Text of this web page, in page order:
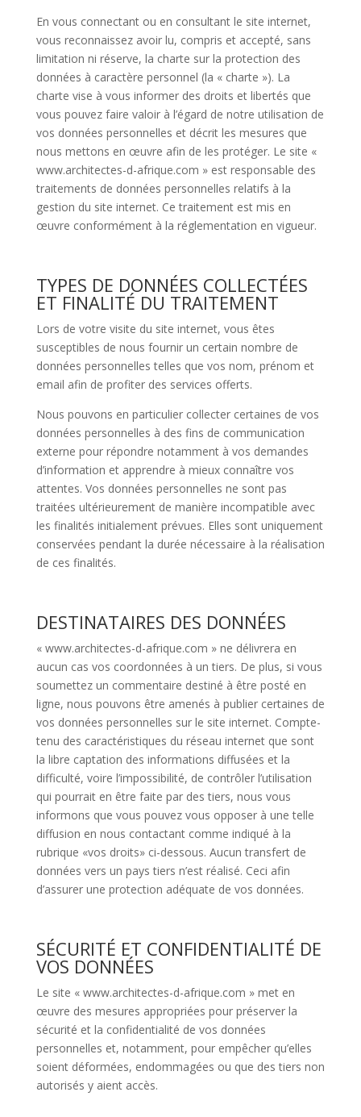
En vous connectant ou en consultant le site internet,
vous reconnaissez avoir lu, compris et accepté, sans
limitation ni réserve, la charte sur la protection des
données à caractère personnel (la « charte »). La
charte vise à vous informer des droits et libertés que
vous pouvez faire valoir à l’égard de notre utilisation de
vos données personnelles et décrit les mesures que
nous mettons en œuvre afin de les protéger. Le site «
www.architectes-d-afrique.com » est responsable des
traitements de données personnelles relatifs à la
gestion du site internet. Ce traitement est mis en
œuvre conformément à la réglementation en vigueur.
TYPES DE DONNÉES COLLECTÉES
ET FINALITÉ DU TRAITEMENT
Lors de votre visite du site internet, vous êtes
susceptibles de nous fournir un certain nombre de
données personnelles telles que vos nom, prénom et
email afin de profiter des services offerts.
Nous pouvons en particulier collecter certaines de vos
données personnelles à des fins de communication
externe pour répondre notamment à vos demandes
d’information et apprendre à mieux connaître vos
attentes. Vos données personnelles ne sont pas
traitées ultérieurement de manière incompatible avec
les finalités initialement prévues. Elles sont uniquement
conservées pendant la durée nécessaire à la réalisation
de ces finalités.
DESTINATAIRES DES DONNÉES
« www.architectes-d-afrique.com » ne délivrera en
aucun cas vos coordonnées à un tiers. De plus, si vous
soumettez un commentaire destiné à être posté en
ligne, nous pouvons être amenés à publier certaines de
vos données personnelles sur le site internet. Compte-
tenu des caractéristiques du réseau internet que sont
la libre captation des informations diffusées et la
difficulté, voire l’impossibilité, de contrôler l’utilisation
qui pourrait en être faite par des tiers, nous vous
informons que vous pouvez vous opposer à une telle
diffusion en nous contactant comme indiqué à la
rubrique «vos droits» ci-dessous. Aucun transfert de
données vers un pays tiers n’est réalisé. Ceci afin
d’assurer une protection adéquate de vos données.
SÉCURITÉ ET CONFIDENTIALITÉ DE
VOS DONNÉES
Le site « www.architectes-d-afrique.com » met en
œuvre des mesures appropriées pour préserver la
sécurité et la confidentialité de vos données
personnelles et, notamment, pour empêcher qu’elles
soient déformées, endommagées ou que des tiers non
autorisés y aient accès.